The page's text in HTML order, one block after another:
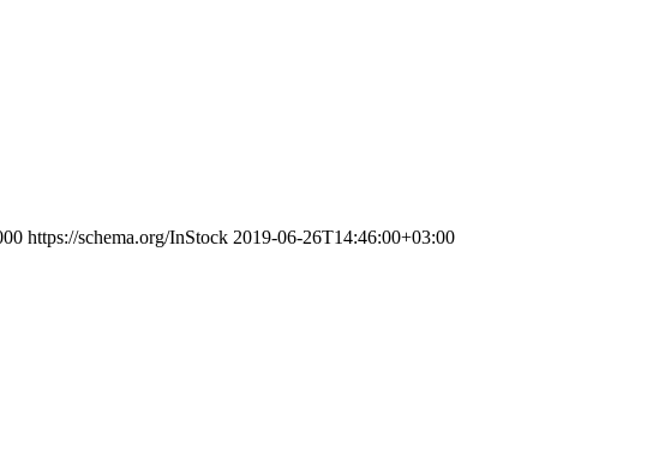
https://schema.org/InStock 2019-06-26T14:46:00+03:00